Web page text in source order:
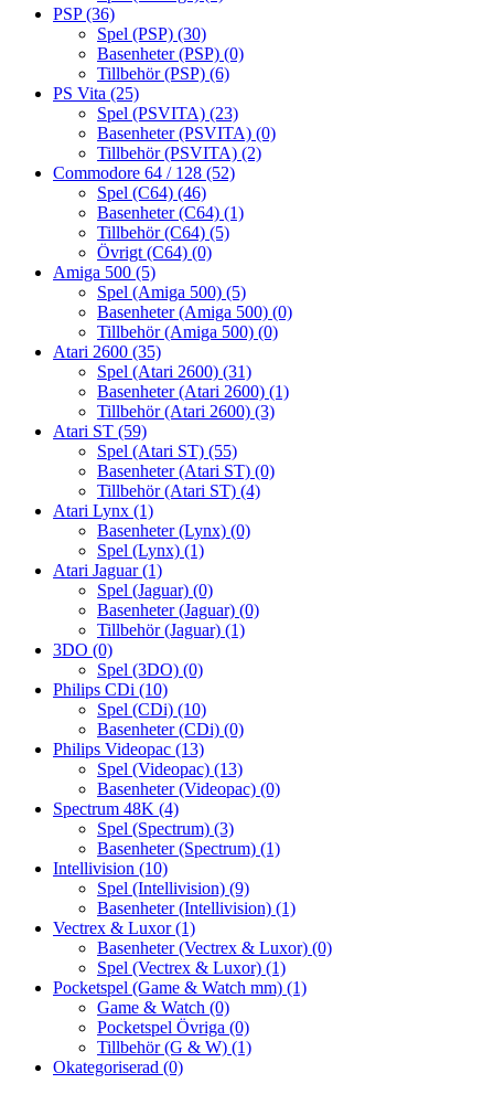
PSP(36)
Spel (PSP) (30)
Basenheter (PSP) (0)
Tillbehör (PSP) (6)
PS Vita (25)
Spel (PSVITA) (23)
Basenheter (PSVITA) (0)
Tillbehör (PSVITA) (2)
Commodore 64 / 128 (52)
Spel (C64) (46)
Basenheter (C64) (1)
Tillbehör (C64) (5)
Övrigt (C64) (0)
Amiga 500 (5)
Spel (Amiga 500) (5)
Basenheter (Amiga 500) (0)
Tillbehör (Amiga 500) (0)
Atari 2600 (35)
Spel (Atari 2600) (31)
Basenheter (Atari 2600) (1)
Tillbehör (Atari 2600) (3)
Atari ST (59)
Spel (Atari ST) (55)
Basenheter (Atari ST) (0)
Tillbehör (Atari ST) (4)
Atari Lynx (1)
Basenheter (Lynx) (0)
Spel (Lynx) (1)
Atari Jaguar(1)
Spel (Jaguar) (0)
Basenheter (Jaguar) (0)
Tillbehör (Jaguar) (1)
3DO (0)
Spel (3DO) (0)
Philips CDi (10)
Spel (CDi) (10)
Basenheter (CDi) (0)
Philips Videopac (13)
Spel (Videopac) (13)
Basenheter (Videopac) (0)
Spectrum 48K (4)
Spel (Spectrum) (3)
Basenheter (Spectrum) (1)
Intellivision (10)
Spel (Intellivision) (9)
Basenheter (Intellivision) (1)
Vectrex & Luxor(1)
Basenheter (Vectrex & Luxor) (0)
Spel (Vectrex & Luxor) (1)
Pocketspel (Game & Watch mm) (1)
Game & Watch (0)
Pocketspel Övriga (0)
Tillbehör (G & W) (1)
Okategoriserad (0)